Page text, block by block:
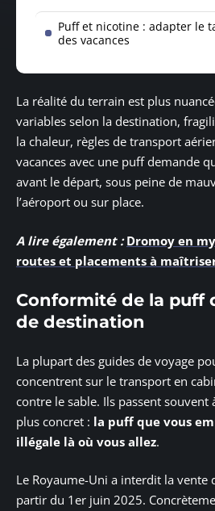
Puff et nicotine : adapter le
des vacances
La réalité du terrain est plus
variables selon la destination,
la chaleur, règles de transport
vacances avec une puff demande
avant le départ, sous peine de
l’aéroport ou sur place.
A lire également : Dromoy en
routes et placements à
Conformité de la puff
de destination
La plupart des guides de voyage
concentrent sur le transport en
contre le sable. Ils passent souvent
plus concret : la puff que vous
illégale là où vous allez.
Le Royaume-Uni a interdit la vente
partir du 1er juin 2025.